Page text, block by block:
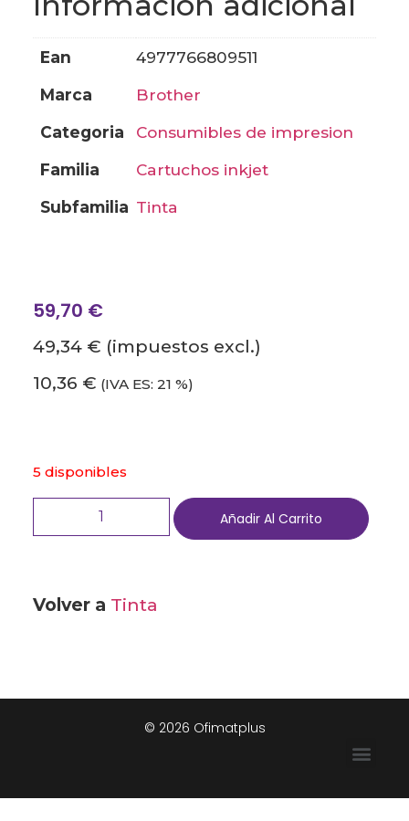
ean
4977766809511
marca
brother
categoria
consumibles de impresion
familia
cartuchos inkjet
subfamilia
tinta
59,70 €
49,34 € (impuestos excl.)
10,36 € (IVA ES: 21 %)
5 disponibles
Añadir Al Carrito
Volver a Tinta
© 2026 Ofimatplus